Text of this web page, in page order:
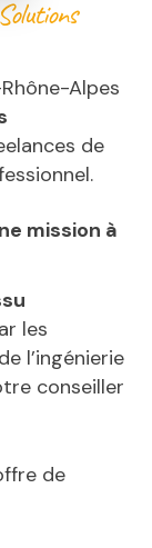
Alpes
de
mission à
les
l’ingénierie
conseiller
de